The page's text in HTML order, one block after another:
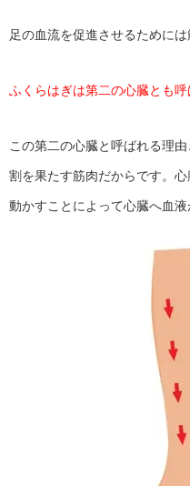
足の血流を促進させるために
ふくらはぎは第二の心臓とも呼
この第二の心臓と呼ばれる理
割を果たす筋肉だからです。
動かすことによって心臓へ血液